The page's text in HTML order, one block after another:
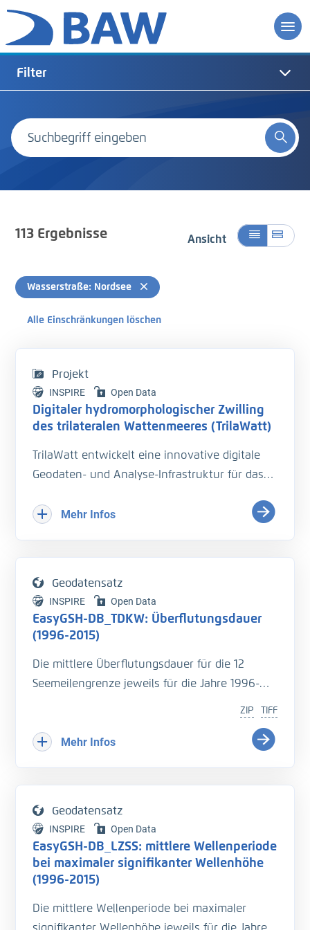
Filter
113Ergebnisse Ansicht
Wasserstraße: Nordsee
Alle Einschränkungen löschen
Projekt
INSPIRE Open Data
Digitaler hydromorphologischer Zwilling
des trilateralen Wattenmeeres (TrilaWatt)
TrilaWatt entwickelt eine innovative digitale
Geodaten- und Analyse-Infrastruktur für das
harmonisierten, qualitätsgesicherten Daten zu
und Dokumentationsmethoden werden über
Webportale und -dienste zu einem
Assistenzsystem verknüpft.
Mehr Infos
Geodatensatz
INSPIRE Open Data
EasyGSH-DB_TDKW: Überflutungsdauer
(1996-2015)
Die mittlere Überflutungsdauer für die 12
Seemeilengrenze jeweils für die Jahre 1996-
eine Fläche während einer Tide mit Wasser
bedeckt ist.
ndex.php/Tidekennwerte_des_Wasserstandes
Literatur:
- Hagen, R., et.al., (2019),
UnTRIM-SediMorph-Unk, doi:https://doi.org/10.
TIFF
ZIP
Mehr Infos
Geodatensatz
INSPIRE Open Data
EasyGSH-DB_LZSS: mittlere Wellenperiode
bei maximaler signifikanter Wellenhöhe
(1996-2015)
Die mittlere Wellenperiode bei maximaler